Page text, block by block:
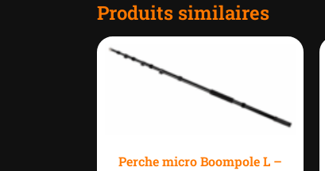
Produits similaires
Perche micro Boompole L –